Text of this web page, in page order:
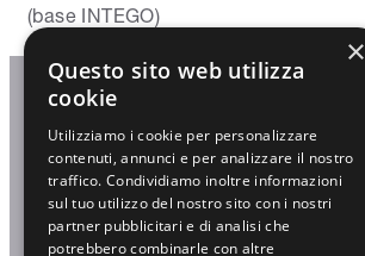
(base INTEGO)
Trovaci
×
Questo sito web utilizza
cookie
Utilizziamo i cookie per personalizzare
contenuti, annunci e per analizzare il nostro
traffico. Condividiamo inoltre informazioni
sul tuo utilizzo del nostro sito con i nostri
partner pubblicitari e di analisi che
potrebbero combinarle con altre